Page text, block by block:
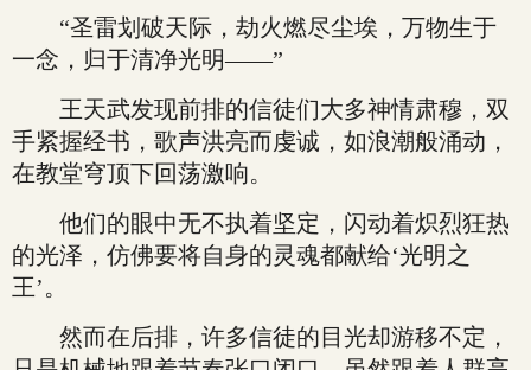
“圣雷划破天际，劫火燃尽尘埃，万物生于
一念，归于清净光明——”
王天武发现前排的信徒们大多神情肃穆，双
手紧握经书，歌声洪亮而虔诚，如浪潮般涌动，
在教堂穹顶下回荡激响。
他们的眼中无不执着坚定，闪动着炽烈狂热
的光泽，仿佛要将自身的灵魂都献给‘光明之
王’。
然而在后排，许多信徒的目光却游移不定，